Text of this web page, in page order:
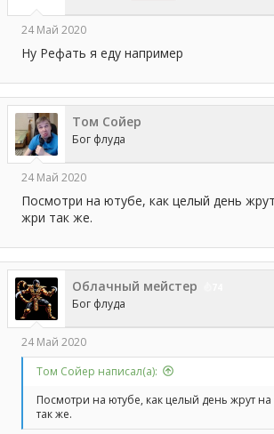
24 Май 2020
Ну Рефать я еду например
Том Сойер
Бог флуда
24 Май 2020
Посмотри на ютубе, как целый день
жри так же.
Облачный мейстер
Бог флуда
24 Май 2020
Том Сойер написал(а):
Посмотри на ютубе, как целый день жрут
так же.